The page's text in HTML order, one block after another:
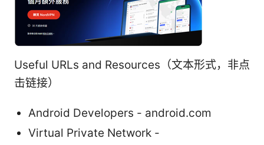
Useful URLs and Resources（文本形式，非点
击链接）
Android Developers - android.com
Virtual Private Network -